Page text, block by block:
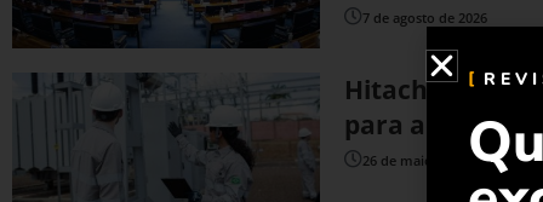
7 de agosto de 2026
Hitachi Energy
para acelerar
26 de maio de 2026